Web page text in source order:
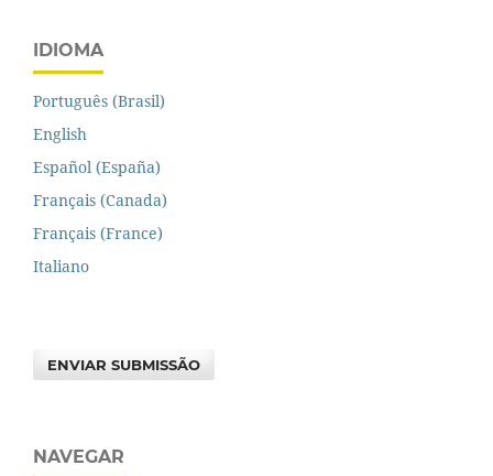
IDIOMA
Português (Brasil)
English
Español (España)
Français (Canada)
Français (France)
Italiano
ENVIAR SUBMISSÃO
NAVEGAR